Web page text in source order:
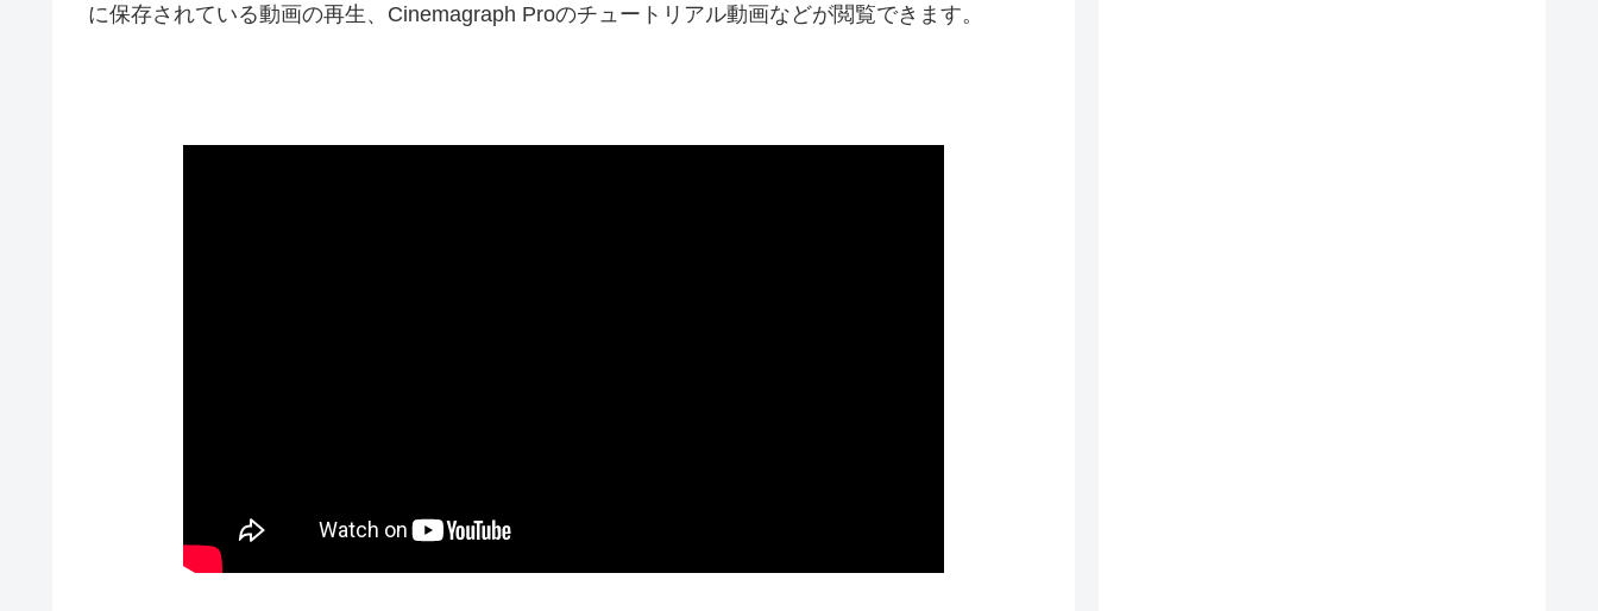
に保存されている動画の再生、Cinemagraph Proのチュートリアル動画などが閲覧できます。